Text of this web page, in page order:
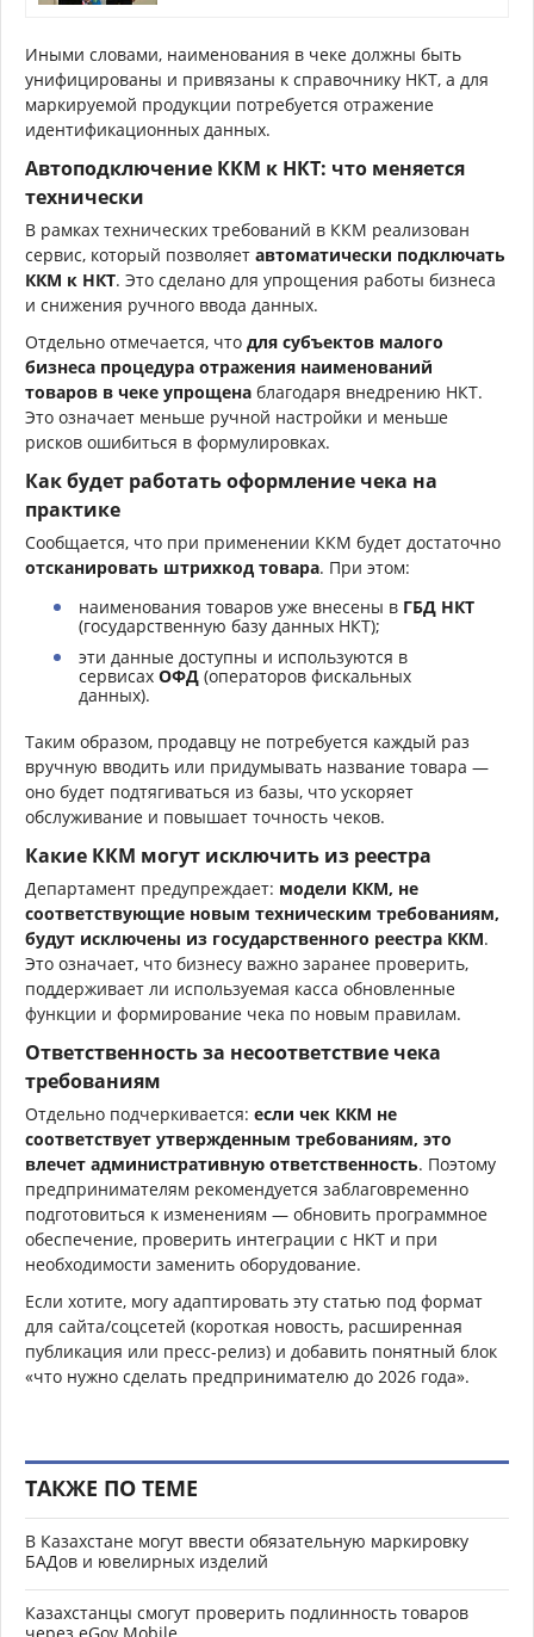
Иными словами, наименования в чеке должны быть
унифицированы и привязаны к справочнику НКТ, а для
маркируемой продукции потребуется отражение
идентификационных данных.
Автоподключение ККМ к НКТ: что меняется
технически
В рамках технических требований в ККМ реализован
сервис, который позволяет автоматически подключать
ККМ к НКТ. Это сделано для упрощения работы бизнеса
и снижения ручного ввода данных.
Отдельно отмечается, что для субъектов малого
бизнеса процедура отражения наименований
товаров в чеке упрощена благодаря внедрению НКТ.
Это означает меньше ручной настройки и меньше
рисков ошибиться в формулировках.
Как будет работать оформление чека на
практике
Сообщается, что при применении ККМ будет достаточно
отсканировать штрихкод товара. При этом:
наименования товаров уже внесены в ГБД НКТ
(государственную базу данных НКТ);
эти данные доступны и используются в
сервисах ОФД (операторов фискальных
данных).
Таким образом, продавцу не потребуется каждый раз
вручную вводить или придумывать название товара —
оно будет подтягиваться из базы, что ускоряет
обслуживание и повышает точность чеков.
Какие ККМ могут исключить из реестра
Департамент предупреждает: модели ККМ, не
соответствующие новым техническим требованиям,
будут исключены из государственного реестра ККМ.
Это означает, что бизнесу важно заранее проверить,
поддерживает ли используемая касса обновленные
функции и формирование чека по новым правилам.
Ответственность за несоответствие чека
требованиям
Отдельно подчеркивается: если чек ККМ не
соответствует утвержденным требованиям, это
влечет административную ответственность. Поэтому
предпринимателям рекомендуется заблаговременно
подготовиться к изменениям — обновить программное
обеспечение, проверить интеграции с НКТ и при
необходимости заменить оборудование.
Если хотите, могу адаптировать эту статью под формат
для сайта/соцсетей (короткая новость, расширенная
публикация или пресс-релиз) и добавить понятный блок
«что нужно сделать предпринимателю до 2026 года».
ТАКЖЕ ПО ТЕМЕ
В Казахстане могут ввести обязательную маркировку
БАДов и ювелирных изделий
Казахстанцы смогут проверить подлинность товаров